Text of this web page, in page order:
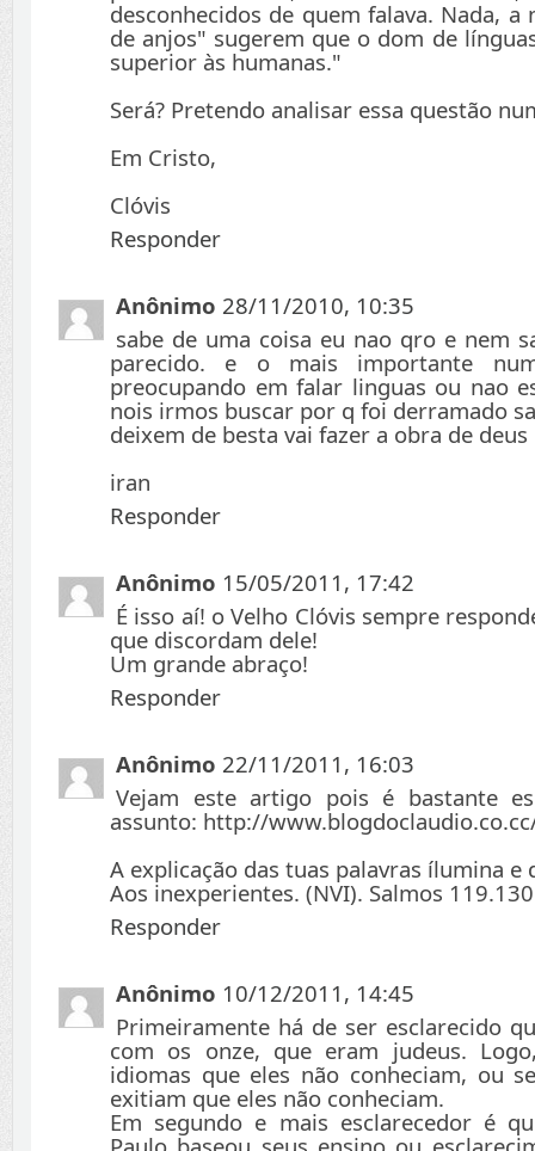
desconhecidos de quem falava. Nada,
de anjos" sugerem que o dom de
superior às humanas."
Será? Pretendo analisar essa questão
Em Cristo,
Clóvis
Responder
Anônimo 28/11/2010, 10:35
sabe de uma coisa eu nao qro e nem
parecido. e o mais importante
preocupando em falar linguas ou nao
nois irmos buscar por q foi derramado
deixem de besta vai fazer a obra de deus
iran
Responder
Anônimo 15/05/2011, 17:42
É isso aí! o Velho Clóvis sempre
que discordam dele!
Um grande abraço!
Responder
Anônimo 22/11/2011, 16:03
Vejam este artigo pois é bastante
assunto: http://
A explicação das tuas palavras ílumina e
Aos inexperientes. (NVI). Salmos 119.130
Responder
Anônimo 10/12/2011, 14:45
Primeiramente há de ser esclarecido
com os onze, que eram judeus.
idiomas que eles não conheciam, ou
exitiam que eles não conheciam.
Em segundo e mais esclarecedor é